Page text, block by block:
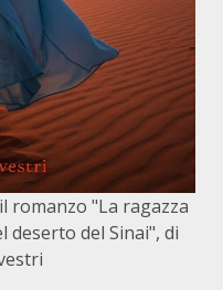
romanzo "La ragazza
deserto del Sinai", di